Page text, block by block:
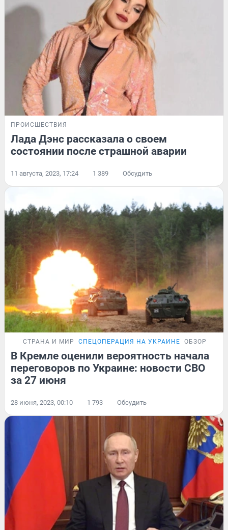
ПРОИСШЕСТВИЯ
Лада Дэнс рассказала о своем
состоянии после страшной аварии
11 августа, 2023, 17:24 1 389 Обсудить
СТРАНА И МИР СПЕЦОПЕРАЦИЯ НА УКРАИНЕ ОБЗОР
В Кремле оценили вероятность начала
переговоров по Украине: новости СВО
за 27 июня
28 июня, 2023, 00:10 1 793 Обсудить